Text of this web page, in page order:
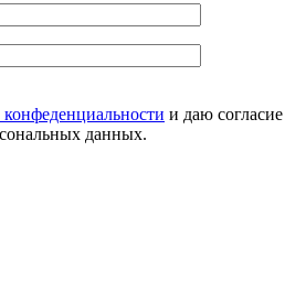
и даю согласие
данных.